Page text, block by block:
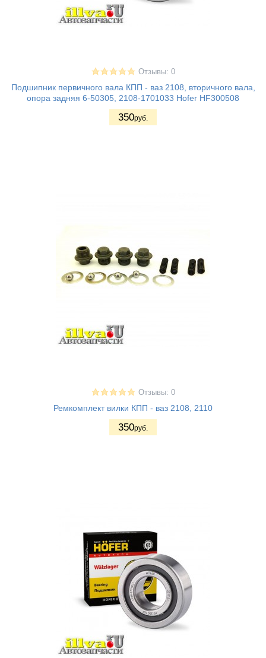
Отзывы: 0
Подшипник первичного вала КПП - ваз 2108, вторичного вала,
опора задняя 6-50305, 2108-1701033 Hofer HF300508
350руб.
Отзывы: 0
Ремкомплект вилки КПП - ваз 2108, 2110
350руб.